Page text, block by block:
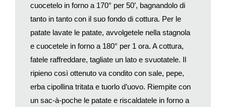
cuocetelo in forno a 170° per 50’, bagnandolo di
tanto in tanto con il suo fondo di cottura. Per le
patate lavate le patate, avvolgetele nella stagnola
e cuocetele in forno a 180° per 1 ora. A cottura,
fatele raffreddare, tagliate un lato e svuotatele. Il
ripieno così ottenuto va condito con sale, pepe,
erba cipollina tritata e tuorlo d’uovo. Riempite con
un sac-à-poche le patate e riscaldatele in forno a